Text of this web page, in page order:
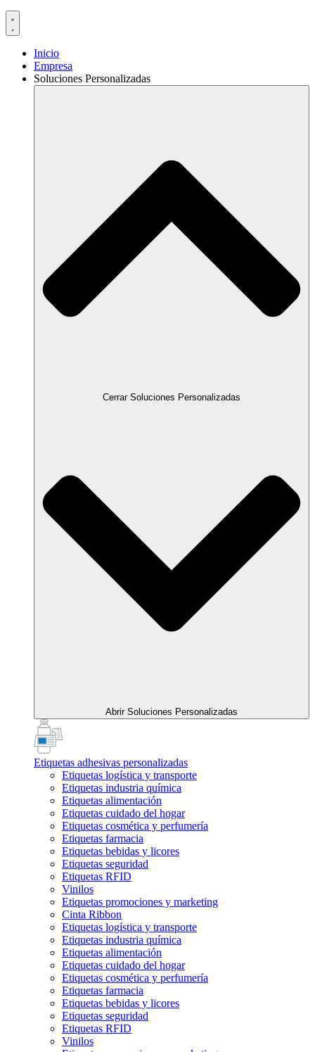
Inicio
Empresa
Soluciones Personalizadas
Cerrar Soluciones Personalizadas
Abrir Soluciones Personalizadas
Etiquetas adhesivas personalizadas
Etiquetas logística y transporte
Etiquetas industria química
Etiquetas alimentación
Etiquetas cuidado del hogar
Etiquetas cosmética y perfumería
Etiquetas farmacia
Etiquetas bebidas y licores
Etiquetas seguridad
Etiquetas RFID
Vinilos
Etiquetas promociones y marketing
Cinta Ribbon
Etiquetas logística y transporte
Etiquetas industria química
Etiquetas alimentación
Etiquetas cuidado del hogar
Etiquetas cosmética y perfumería
Etiquetas farmacia
Etiquetas bebidas y licores
Etiquetas seguridad
Etiquetas RFID
Vinilos